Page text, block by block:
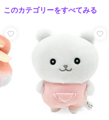
このカテゴリーをすべてみる